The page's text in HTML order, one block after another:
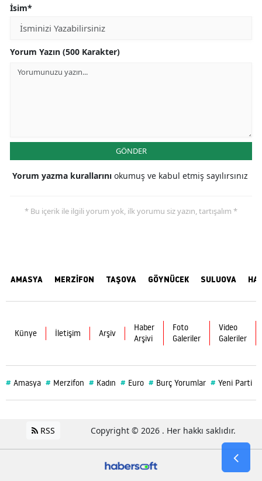
İsim*
Yorum Yazın (500 Karakter)
GÖNDER
Yorum yazma kurallarını okumuş ve kabul etmiş sayılırsınız
* Bu içerik ile ilgili yorum yok, ilk yorumu siz yazın, tartışalım *
AMASYA MERZİFON TAŞOVA GÖYNÜCEK SULUOVA
Künye İletişim Arşiv
Haber
Arşivi
Foto
Galeriler
Video
Galeriler
# Amasya # Merzifon # Kadın # Euro # Burç Yorumlar # Yeni Parti
RSS Copyright © 2026 . Her hakkı saklıdır.